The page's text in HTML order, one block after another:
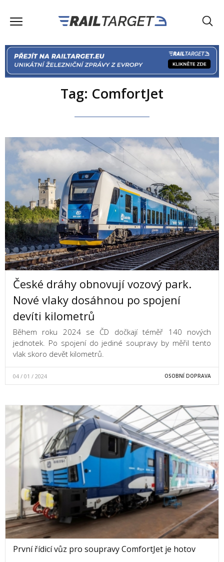
Tag: ComfortJet
České dráhy obnovují vozový park.
Nové vlaky dosáhnou po spojení
devíti kilometrů
Během roku 2024 se ČD dočkají téměř 140 nových
jednotek. Po spojení do jediné soupravy by měřil tento
vlak skoro devět kilometrů.
04 / 01 / 2024 OSOBNÍ DOPRAVA
První řídicí vůz pro soupravy ComfortJet je hotov